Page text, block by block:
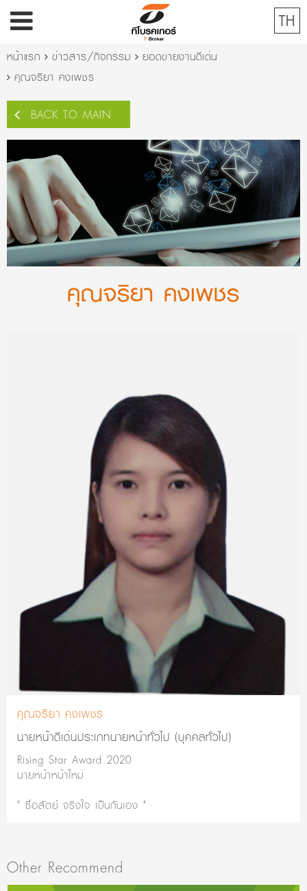
TH
หน้าแรก ข่าวสาร/กิจกรรม
ยอดขายงานดีเด่น
คุณจริยา คงเพชร
BACK TO MAIN
คุณจริยา คงเพชร
คุณจริยา คงเพชร
นายหน้าดีเด่นประเภทนายหน้าทั่วไป (บุคคลทั่วไป)
Rising Star Award 2020
นายหน้าหน้าใหม่
" ซื่อสัตย์ จริงใจ เป็นกันเอง "
Other Recommend